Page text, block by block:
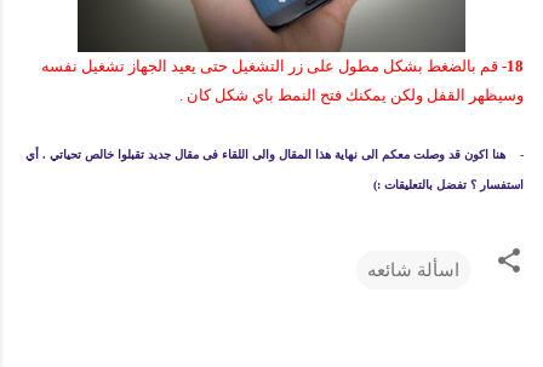
18- قم بالضغط بشكل مطول على زر التشغيل حتى يعيد الجهاز تشغيل نفسه
وسيظهر القفل ولكن يمكنك فتح النمط باي شكل كان .
- هنا اكون قد وصلت معكم الى نهاية هذا المقال والى اللقاء فى مقال جديد تقبلوا خالص تحياتي . أي
استفسار ؟ تفضل بالتعليقات :)
اسألة شائعه